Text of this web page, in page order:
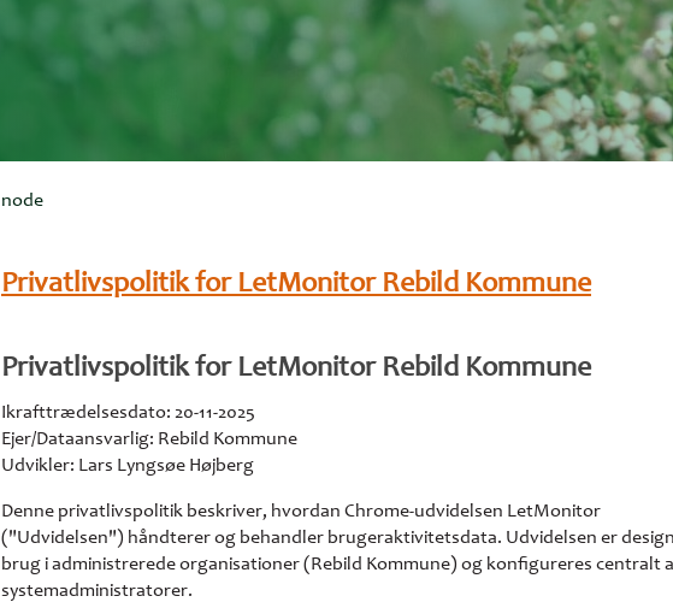
node
Privatlivspolitik for LetMonitor Rebild Kommune
Privatlivspolitik for LetMonitor Rebild Kommune
Ikrafttrædelsesdato: 20-11-2025
Ejer/Dataansvarlig: Rebild Kommune
Udvikler: Lars Lyngsøe Højberg
Denne privatlivspolitik beskriver, hvordan Chrome-udvidelsen LetMonitor
("Udvidelsen") håndterer og behandler brugeraktivitetsdata. Udvidelsen er
brug i administrerede organisationer (Rebild Kommune) og konfigureres centralt
systemadministratorer.